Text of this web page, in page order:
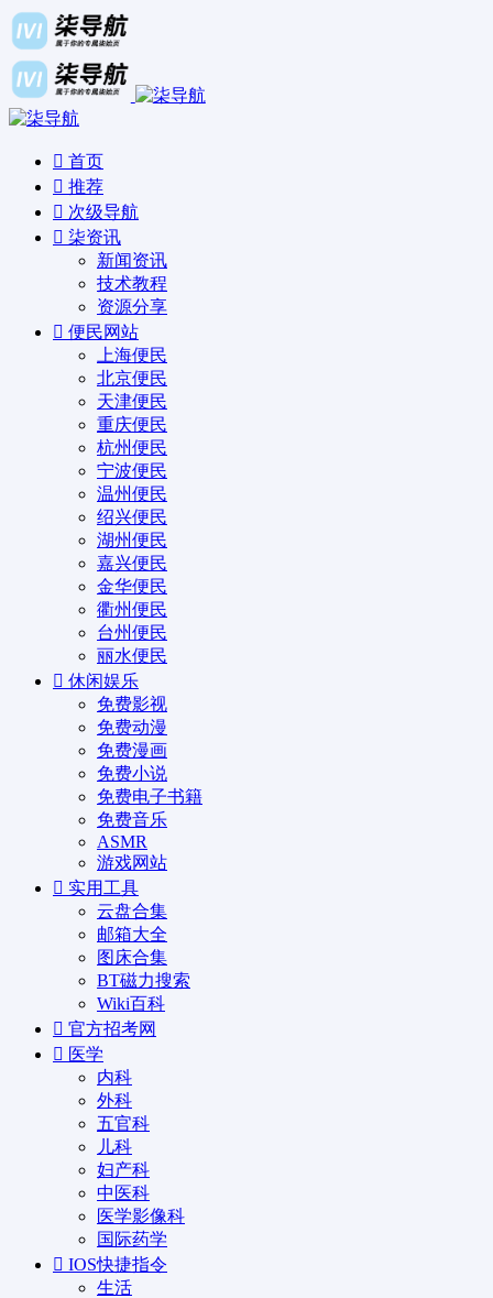
首页
推荐
次级导航
柒资讯
新闻资讯
技术教程
资源分享
便民网站
上海便民
北京便民
天津便民
重庆便民
杭州便民
宁波便民
温州便民
绍兴便民
湖州便民
嘉兴便民
金华便民
衢州便民
台州便民
丽水便民
休闲娱乐
免费影视
免费动漫
免费漫画
免费小说
免费电子书籍
免费音乐
ASMR
游戏网站
实用工具
云盘合集
邮箱大全
图床合集
BT磁力搜索
Wiki百科
官方招考网
医学
内科
外科
五官科
儿科
妇产科
中医科
医学影像科
国际药学
IOS快捷指令
生活